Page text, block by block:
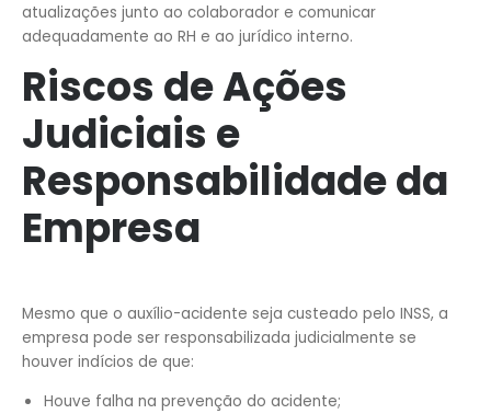
atualizações junto ao colaborador e comunicar
adequadamente ao RH e ao jurídico interno.
Riscos de Ações
Judiciais e
Responsabilidade da
Empresa
Mesmo que o auxílio-acidente seja custeado pelo INSS, a
empresa pode ser responsabilizada judicialmente se
houver indícios de que:
Houve falha na prevenção do acidente;